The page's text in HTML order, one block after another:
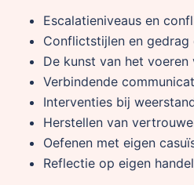
Escalatieniveaus en
Conflictstijlen en gedrag
De kunst van het
Verbindende
Interventies bij
Herstellen van
Oefenen met eigen
Reflectie op eigen